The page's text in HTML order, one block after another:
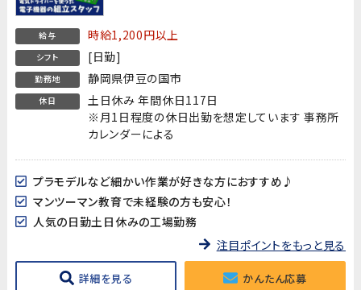
給与 時給1,200円以上
シフト [日勤]
勤務地 静岡県伊豆の国市
休日
土日休み 年間休日117日
※月1日程度の休日出勤を想定しています 事務所
カレンダーによる
プラモデルなど細かい作業が好きな方におすすめ♪
マンツーマン教育で未経験の方も安心！
人気の日勤土日休みの工場勤務
注目ポイントをもっと見る
詳細を見る かんたん応募